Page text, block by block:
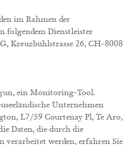
im Rahmen der
folgendem Dienstleister
Kreuzbühlstrasse 26, CH-8008
ein Monitoring-Tool.
Unternehmen
L7/59 Courtenay Pl, Te Aro,
Daten, die durch die
verarbeitet werden, erfahren Sie